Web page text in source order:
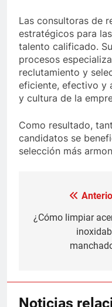
Las consultoras de
estratégicos para
talento calificado.
procesos
reclutamiento y
eficiente, efectivo y
y cultura de la
Como resultado,
candidatos se
selección más
Navegación
de
entradas
¿Cómo limpiar
Noticias